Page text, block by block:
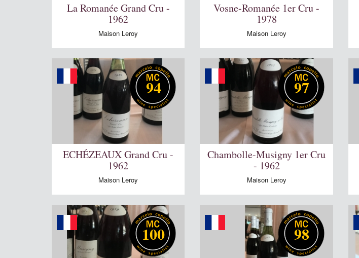
La Romanée Grand Cru -
1962
Maison Leroy
Vosne-Romanée 1er Cru -
1978
Maison Leroy
94
ECHÉZEAUX Grand Cru -
1962
Maison Leroy
97
Chambolle-Musigny 1er Cru
- 1962
Maison Leroy
100 98